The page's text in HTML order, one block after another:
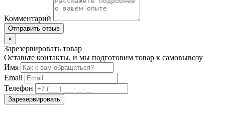
Комментарий
Отправить отзыв
×
Зарезервировать товар
Оставьте контакты, и мы подготовим товар к самовывозу
Имя
Email
Телефон
Зарезервировать